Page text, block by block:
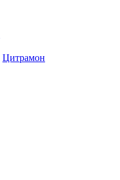
Цитрамон